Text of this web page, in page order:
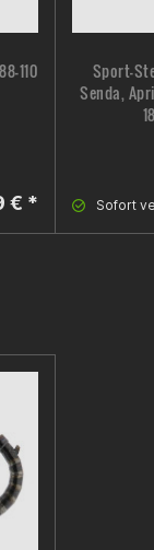
Richtiger
bis jetzt
110
€ *
Sport-
Senda,
Sofort